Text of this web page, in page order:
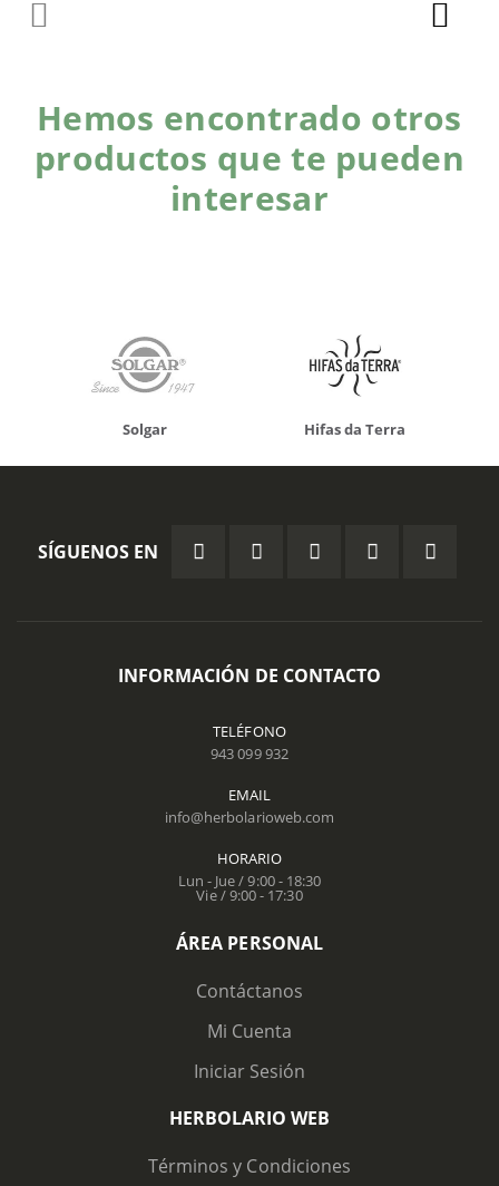
Hemos encontrado otros
productos que te pueden
interesar
Solgar Hifas da Terra
SÍGUENOS EN
INFORMACIÓN DE CONTACTO
TELÉFONO
943 099 932
EMAIL
info@herbolarioweb.com
HORARIO
Lun - Jue / 9:00 - 18:30
Vie / 9:00 - 17:30
ÁREA PERSONAL
Contáctanos
Mi Cuenta
Iniciar Sesión
HERBOLARIO WEB
Términos y Condiciones